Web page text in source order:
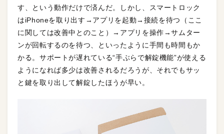
す、という動作だけで済んだ。しかし、スマートロック
はiPhoneを取り出す→アプリを起動→接続を待つ（ここ
に関しては改善中とのこと）→アプリを操作→サムター
ンが回転するのを待つ、といったように手間も時間もか
かる。サポートが遅れている“手ぶらで解錠機能”が使える
ようになれば多少は改善されるだろうが、それでもサッ
と鍵を取り出して解錠したほうが早い。